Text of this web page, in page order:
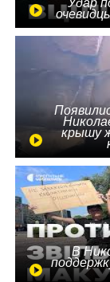
Удар
крышу
В